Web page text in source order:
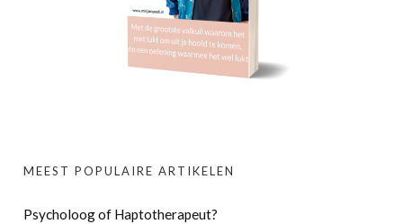
MEEST POPULAIRE ARTIKELEN
Psycholoog of Haptotherapeut?